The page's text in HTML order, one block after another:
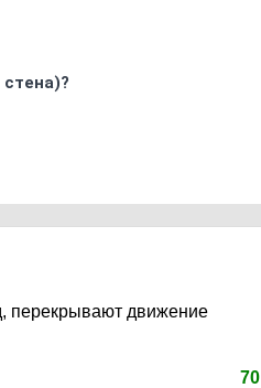
перекрывают движение
70